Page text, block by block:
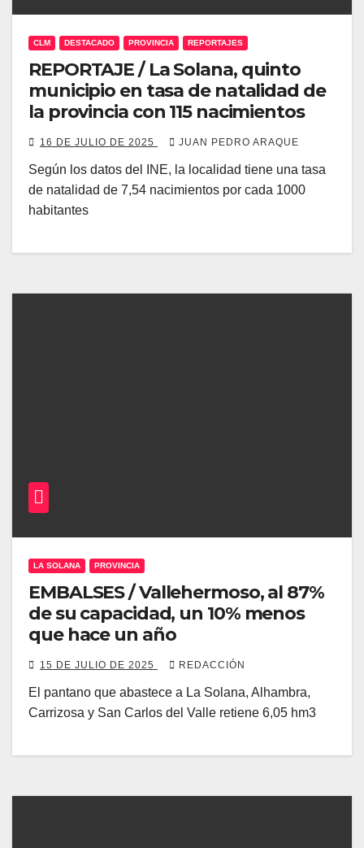
CLM DESTACADO PROVINCIA REPORTAJES
REPORTAJE / La Solana, quinto
municipio en tasa de natalidad de
la provincia con 115 nacimientos
16 DE JULIO DE 2025 JUAN PEDRO ARAQUE
Según los datos del INE, la localidad tiene una tasa
de natalidad de 7,54 nacimientos por cada 1000
habitantes
LA SOLANA PROVINCIA
EMBALSES / Vallehermoso, al 87%
de su capacidad, un 10% menos
que hace un año
15 DE JULIO DE 2025 REDACCIÓN
El pantano que abastece a La Solana, Alhambra,
Carrizosa y San Carlos del Valle retiene 6,05 hm3